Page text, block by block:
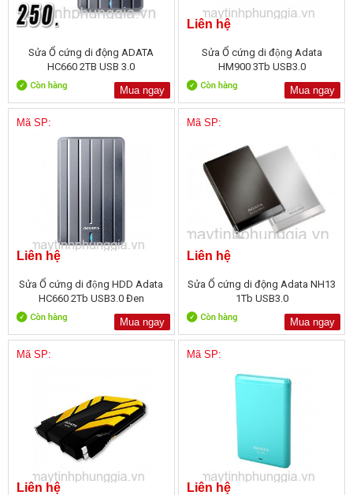
Sửa Ổ cứng di động ADATA
HC660 2TB USB 3.0
Mua ngay
Liên hệ
Sửa Ổ cứng di động Adata
HM900 3Tb USB3.0
Mua ngay
Mã SP:
Liên hệ
Sửa Ổ cứng di động HDD Adata
HC660 2Tb USB3.0 Đen
Mua ngay
Mã SP:
Liên hệ
Sửa Ổ cứng di động Adata NH13
1Tb USB3.0
Mua ngay
Mã SP:
Liên hệ
Mã SP:
Liên hệ